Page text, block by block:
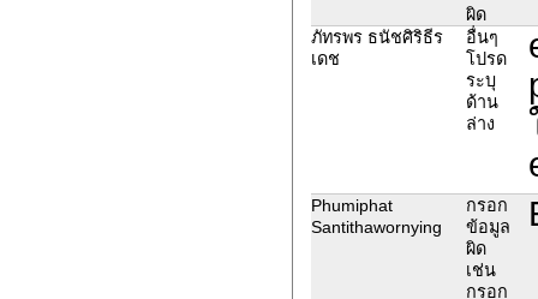
ผิด
ภัทรพร ธนัชศิริธีร
เดช
อื่นๆ
โปรด
ระบุ
ด้าน
ล่าง
Phumiphat
Santithawornying
กรอก
ข้อมูล
ผิด
เช่น
กรอก